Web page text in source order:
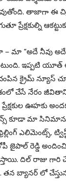
తాజాగా ఈ
ప్రేక్షకుల్ని
– మా “అదే నీవు
ఇప్పటి యూత్
క్రైమ్ న్యూస్
చేసే నేరం
ప్రేక్షకుల ఊహకు
కూడా మా
ఎలిమెంట్స్,
జైపాల్ రెడ్డి
దిల్ రాజు
బ్యానర్ లో